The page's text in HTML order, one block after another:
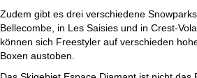
Zudem gibt es drei verschiedene
Bellecombe, in Les Saisies und in Crest-
können sich Freestyler auf verschieden
Boxen austoben.